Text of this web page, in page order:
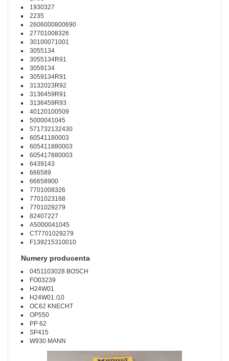
1930327
2235
2606000800690
27701008326
30100071001
3055134
3055134R91
3059134
3059134R91
3132023R92
3136459R91
3136459R93
40120100509
5000041045
571732132430
60541180003
605411880003
605417880003
6439143
666589
66658900
7701008326
7701023168
7701029279
82407227
A5000041045
CT7701029279
F139215310010
Numery producenta
0451103028 BOSCH
FO03239
H24W01
H24W01 /10
OC62 KNECHT
OP550
PP 62
SP415
W930 MANN